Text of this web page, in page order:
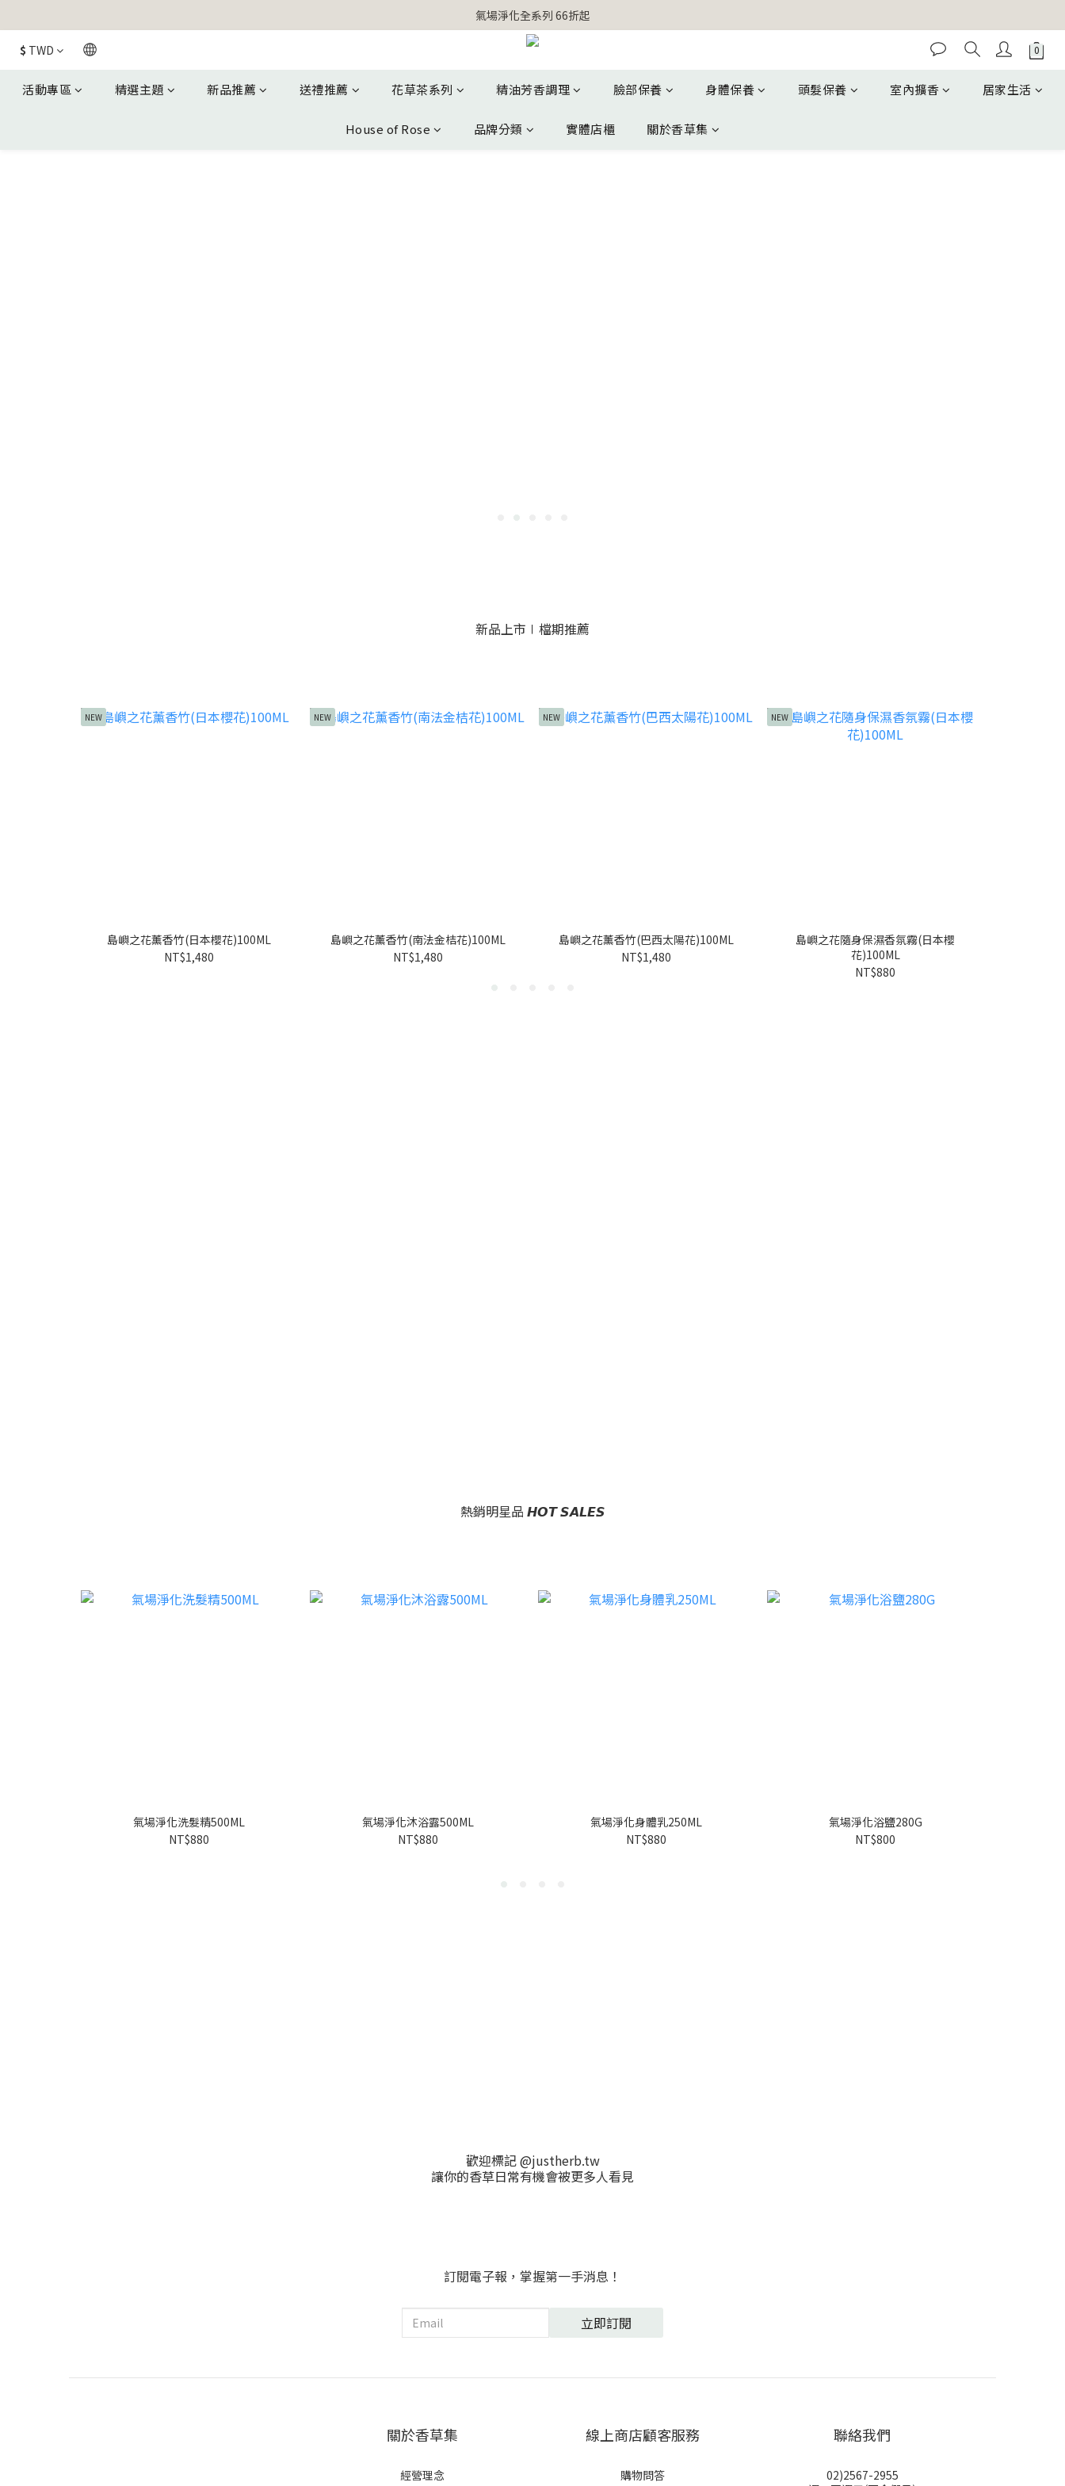
【官網獨家】首次消費 不限金額 即送 香遇熊超人行李吊牌
氣場淨化全系列 66折起
【官網獨家】首次消費 不限金額 即送 香遇熊超人行李吊牌
$ TWD
活動專區 精選主題 新品推薦 送禮推薦 花草茶系列 精油芳香調理 臉部保養 身體保養 頭髮保養 室內擴香 居家生活
House of Rose 品牌分類 實體店櫃 關於香草集
新品上市∣檔期推薦
NEW
島嶼之花薰香竹(日本櫻花)100ML
NT$1,480
NEW
島嶼之花薰香竹(南法金桔花)100ML
NT$1,480
NEW
島嶼之花薰香竹(巴西太陽花)100ML
NT$1,480
NEW
島嶼之花隨身保濕香氛霧(日本櫻
花)100ML
NT$880
熱銷明星品 𝙃𝙊𝙏 𝙎𝘼𝙇𝙀𝙎
氣場淨化洗髮精500ML
NT$880
氣場淨化沐浴露500ML
NT$880
氣場淨化身體乳250ML
NT$880
氣場淨化浴鹽280G
NT$800
歡迎標記 @justherb.tw
讓你的香草日常有機會被更多人看見
訂閱電子報，掌握第一手消息！
立即訂閱
關於香草集
經營理念
線上商店顧客服務
購物問答
聯絡我們
02)2567-2955